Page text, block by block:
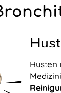
Husten